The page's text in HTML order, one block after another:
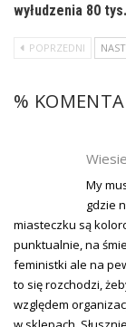
wyłudzenia 80
POPRZEDNI
%
My
gdzie
miasteczku są
punktualnie, na
feministki ale na
to się rozchodzi,
względem